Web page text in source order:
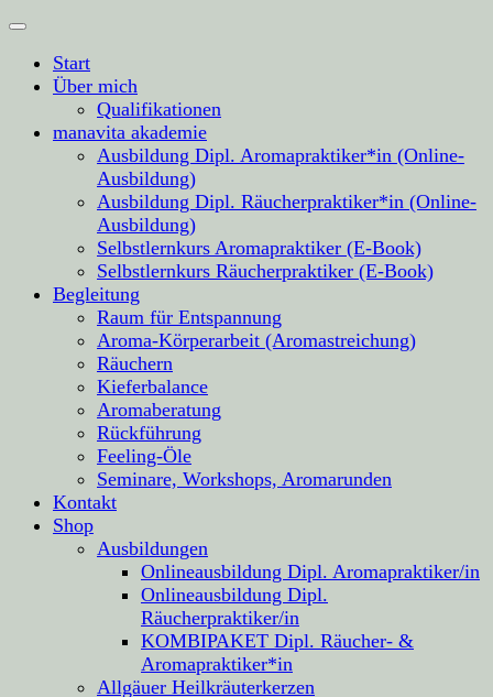
Start
Über mich
Qualifikationen
manavita akademie
Ausbildung Dipl. Aromapraktiker*in (Online-
Ausbildung)
Ausbildung Dipl. Räucherpraktiker*in (Online-
Ausbildung)
Selbstlernkurs Aromapraktiker (E-Book)
Selbstlernkurs Räucherpraktiker (E-Book)
Begleitung
Raum für Entspannung
Aroma-Körperarbeit (Aromastreichung)
Räuchern
Kieferbalance
Aromaberatung
Rückführung
Feeling-Öle
Seminare, Workshops, Aromarunden
Kontakt
Shop
Ausbildungen
Onlineausbildung Dipl. Aromapraktiker/in
Onlineausbildung Dipl.
Räucherpraktiker/in
KOMBIPAKET Dipl. Räucher- &
Aromapraktiker*in
Allgäuer Heilkräuterkerzen